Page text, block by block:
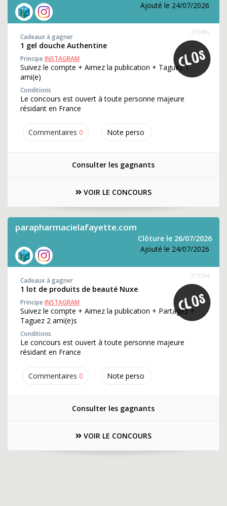
Ajouté le 24/07/2026
Commentaires 0 Note perso
373486
Cadeaux à gagner
1 gel douche Authentine
PrincipeINSTAGRAM
Suivez le compte + Aimez la publication + Taguez 1
ami(e)
Conditions
Le concours est ouvert à toute personne majeure
résidant en France
Consulter les gagnants
VOIR LE CONCOURS
parapharmacielafayette.com
Clôture le 26/07/2026
Ajouté le 24/07/2026
Commentaires 0 Note perso
373564
Cadeaux à gagner
1 lot de produits de beauté Nuxe
PrincipeINSTAGRAM
Suivez le compte + Aimez la publication + Partagez +
Taguez 2 ami(e)s
Conditions
Le concours est ouvert à toute personne majeure
résidant en France
Consulter les gagnants
VOIR LE CONCOURS